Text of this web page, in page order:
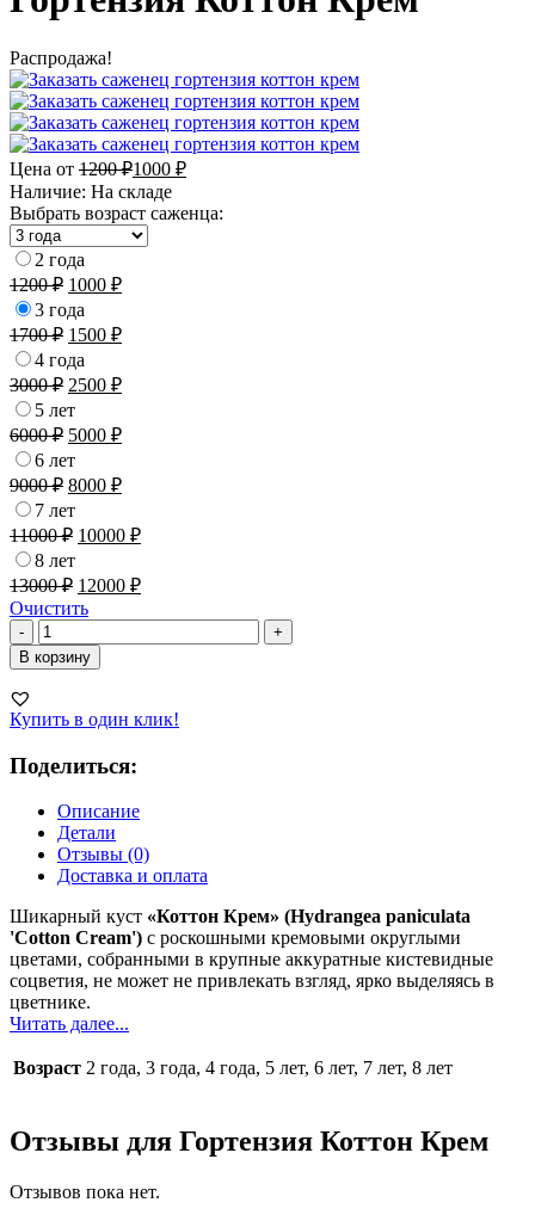
Распродажа!
Цена от 1200₽1000 ₽
Наличие: На складе
Выбрать возраст саженца:
2 года
1200₽ 1000 ₽
3 года
1700₽ 1500 ₽
4 года
3000₽ 2500 ₽
5 лет
6000₽ 5000 ₽
6 лет
9000₽ 8000 ₽
7 лет
11000₽ 10000 ₽
8 лет
13000₽ 12000 ₽
Очистить
-
Количество
товара
Гортензия
Крем
+
В корзину
Купить в один клик!
Поделиться:
Описание
Детали
Отзывы (0)
Доставка и оплата
Шикарный куст «Коттон Крем» (Hydrangea paniculata
'Cotton Cream') с роскошными кремовыми округлыми
цветами, собранными в крупные аккуратные кистевидные
соцветия, не может не привлекать взгляд, ярко выделяясь в
цветнике.
Читать далее...
Возраст 2 года, 3 года, 4 года, 5 лет, 6 лет, 7 лет, 8 лет
Отзывы для Гортензия Коттон Крем
Отзывов пока нет.